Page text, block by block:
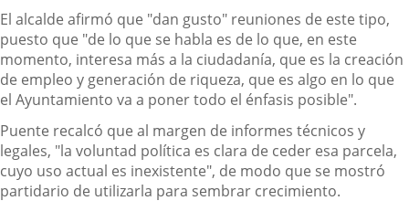
El alcalde afirmó que "dan gusto" reuniones de este tipo,
puesto que "de lo que se habla es de lo que, en este
momento, interesa más a la ciudadanía, que es la creación
de empleo y generación de riqueza, que es algo en lo que
el Ayuntamiento va a poner todo el énfasis posible".
Puente recalcó que al margen de informes técnicos y
legales, "la voluntad política es clara de ceder esa parcela,
cuyo uso actual es inexistente", de modo que se mostró
partidario de utilizarla para sembrar crecimiento.